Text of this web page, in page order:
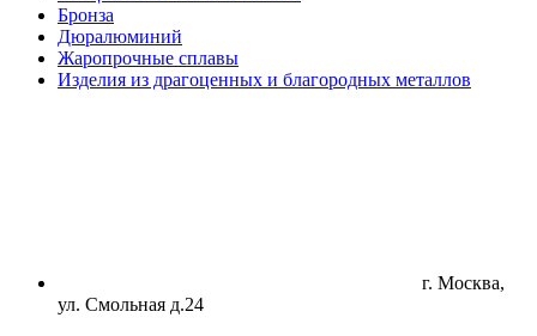
Бронза
Дюралюминий
Жаропрочные сплавы
Изделия из драгоценных и благородных металлов
г. Москва,
ул. Смольная д.24